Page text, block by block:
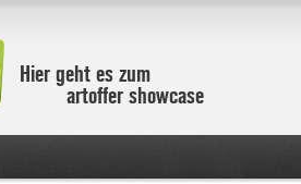
Hier geht es zum
artoffer showcase